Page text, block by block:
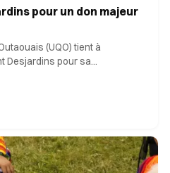
pour un don majeur
(UQO) tient à
Desjardins pour sa